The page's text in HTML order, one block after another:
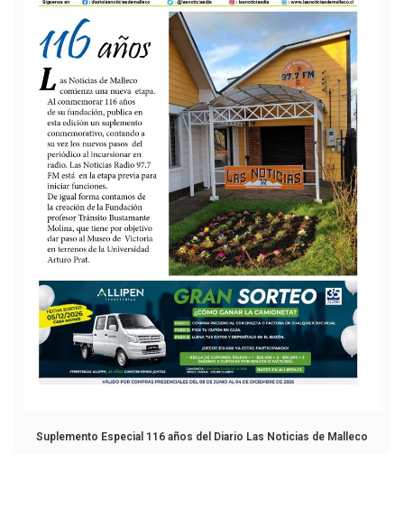
Suplemento Especial 116 años del Diario Las Noticias de Malleco